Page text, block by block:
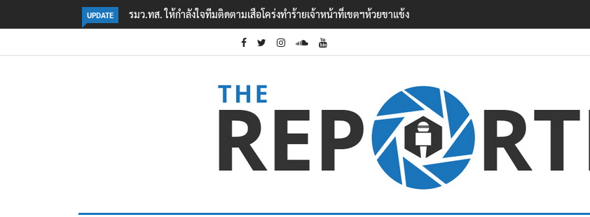
UPDATE
ามเสือโคร่งทำร้ายเจ้าหน้าที่เขตฯห้วยขาแข้ง‘ภาคประชาสังคม’ รวมตัวคัดค้าน ‘มิน ออง ไลง์’ เยือนไทย ขึงป้าย ‘ไม่
ต้อนรับอาชญากร’